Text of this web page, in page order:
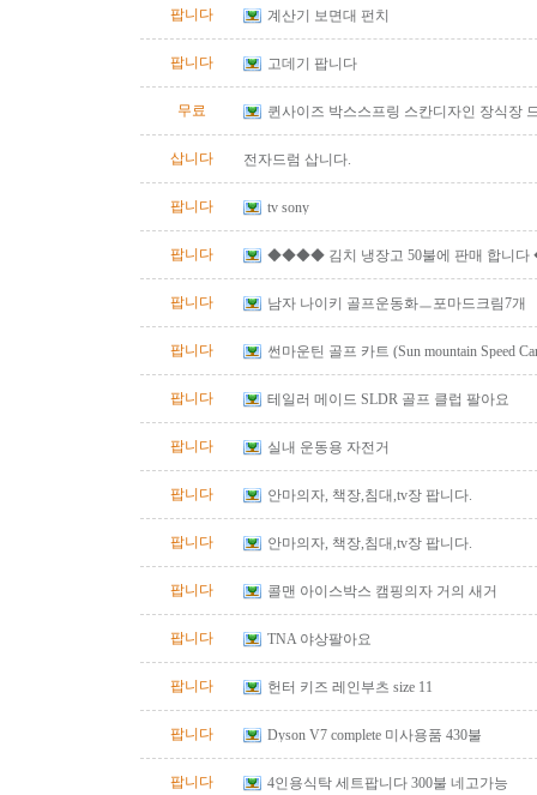
팝니다 계산기 보면대 펀치
팝니다 고데기 팝니다
무료 퀸사이즈 박스스프링 스칸디자인 장식장
삽니다 전자드럼 삽니다.
팝니다 tv sony
팝니다 ◆◆◆◆ 김치 냉장고 50불에 판매 합니
팝니다 남자 나이키 골프운동화ㅡ포마드크림7개
팝니다 썬마운틴 골프 카트 (Sun mountain Speed
팝니다 테일러 메이드 SLDR 골프 클럽 팔아요
팝니다 실내 운동용 자전거
팝니다 안마의자, 책장,침대,tv장 팝니다.
팝니다 안마의자, 책장,침대,tv장 팝니다.
팝니다 콜맨 아이스박스 캠핑의자 거의 새거
팝니다 TNA 야상팔아요
팝니다 헌터 키즈 레인부츠 size 11
팝니다 Dyson V7 complete 미사용품 430불
팝니다 4인용식탁 세트팝니다 300불 네고가능